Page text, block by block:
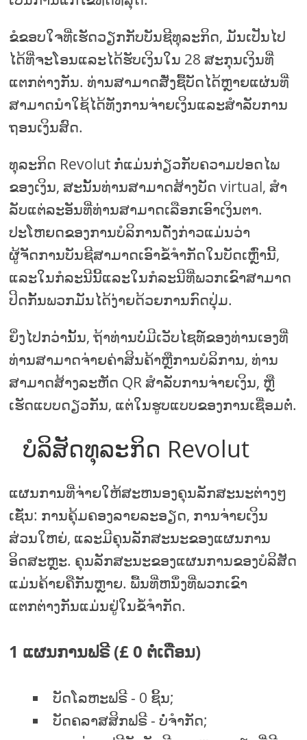
ຂໍຂອບໃຈທີ່ເຮັດວຽກກັບບັນຊີທຸລະກິດ, ມັນເປັນໄປ
ໄດ້ທີ່ຈະໂອນແລະໄດ້ຮັບເງິນໃນ 28 ສະກຸນເງິນທີ່
ແຕກຕ່າງກັນ. ທ່ານສາມາດສັ່ງຊື້ບັດໄດ້ຫຼາຍແຜ່ນທີ່
ສາມາດນໍາໃຊ້ໄດ້ທັງການຈ່າຍເງິນແລະສໍາລັບການ
ຖອນເງິນສົດ.
ທຸລະກິດ Revolut ກໍ່ແມ່ນກ່ຽວກັບຄວາມປອດໄພ
ຂອງເງິນ, ສະນັ້ນທ່ານສາມາດສ້າງບັດ virtual, ສໍາ
ລັບແຕ່ລະອັນທີ່ທ່ານສາມາດເລືອກເອົາເງິນຕາ.
ປະໂຫຍດຂອງການບໍລິການດັ່ງກ່າວແມ່ນວ່າ
ຜູ້ຈັດການບັນຊີສາມາດເອົາຂໍ້ຈໍາກັດໃນບັດເຫຼົ່ານີ້,
ແລະໃນກໍລະນີນີ້ແລະໃນກໍລະນີທີ່ພວກເຂົາສາມາດ
ປິດກັ້ນພວກມັນໄດ້ງ່າຍດ້ວຍການກົດປຸ່ມ.
ຍິ່ງໄປກວ່ານັ້ນ, ຖ້າທ່ານບໍ່ມີເວັບໄຊທ໌ຂອງທ່ານເອງທີ່
ທ່ານສາມາດຈ່າຍຄ່າສິນຄ້າຫຼືການບໍລິການ, ທ່ານ
ສາມາດສ້າງລະຫັດ QR ສໍາລັບການຈ່າຍເງິນ, ຫຼື
ເຮັດແບບດຽວກັນ, ແຕ່ໃນຮູບແບບຂອງການເຊື່ອມຕໍ່.
ບໍລິສັດທຸລະກິດ Revolut
ແຜນການທີ່ຈ່າຍໃຫ້ສະຫນອງຄຸນລັກສະນະຕ່າງໆ
ເຊັ່ນ: ການຄຸ້ມຄອງລາຍລະອຽດ, ການຈ່າຍເງິນ
ສ່ວນໃຫຍ່, ແລະມີຄຸນລັກສະນະຂອງແຜນການ
ອິດສະຫຼະ. ຄຸນລັກສະນະຂອງແຜນການຂອງບໍລິສັດ
ແມ່ນຄ້າຍຄືກັນຫຼາຍ. ພື້ນທີ່ຫນຶ່ງທີ່ພວກເຂົາ
ແຕກຕ່າງກັນແມ່ນຢູ່ໃນຂໍ້ຈໍາກັດ.
1 ແຜນການຟຣີ (£ 0 ຕໍ່ເດືອນ)
ບັດໂລຫະຟຣີ - 0 ຊິ້ນ;
ບັດຄລາສສິກຟຣີ - ບໍ່ຈໍາກັດ;